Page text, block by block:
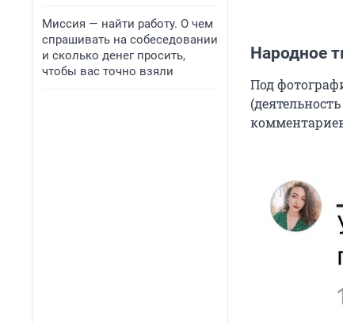
Миссия — найти работу. О чем
спрашивать на собеседовании
и сколько денег просить,
чтобы вас точно взяли
Народное
Под